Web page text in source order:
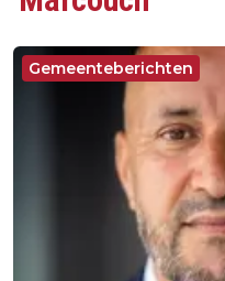
Gemeenteberichten